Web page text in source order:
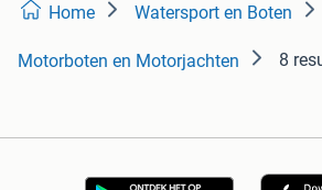
Home Watersport en Boten
Motorboten en Motorjachten 8